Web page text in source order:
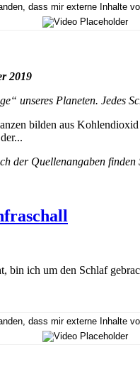
dass mir externe Inhalte
2019
unseres Planeten. Jedes
bilden aus
der Quellenangaben finden
bin ich um den Schlaf
dass mir externe Inhalte